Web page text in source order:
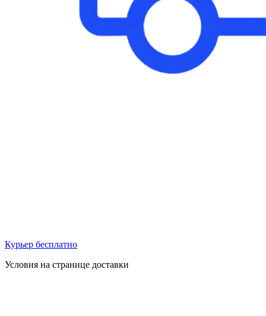
Курьер бесплатно
Условия на странице доставки